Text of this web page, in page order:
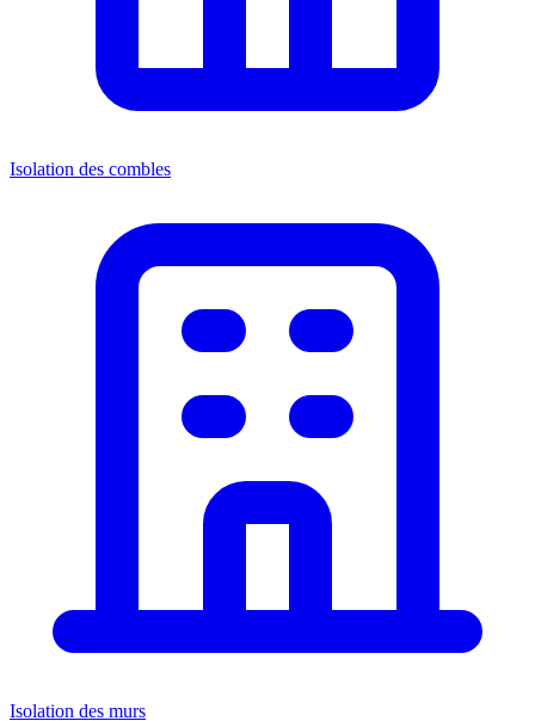
Isolation des combles
Isolation des murs